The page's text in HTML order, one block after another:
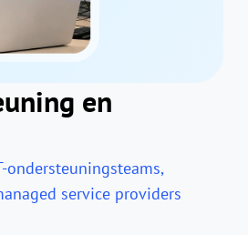
en
ondersteuningsteams,
service providers